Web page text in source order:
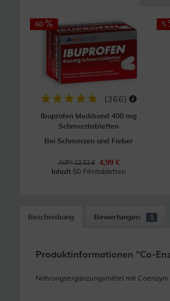
60
(366)
Ibuprofen Medibond 400 mg
Schmerztabletten
Bei Schmerzen und Fieber
AVP* 12,52 €
4,99 €
Inhalt 50 Filmtabletten
5
Beschreibung Bewertungen 1
Produktinformationen "Co-
Nahrungsergänzungsmittel mit Coenzym